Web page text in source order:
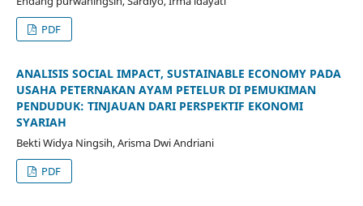
PDF
ANALISIS SOCIAL IMPACT, SUSTAINABLE ECONOMY PADA
USAHA PETERNAKAN AYAM PETELUR DI PEMUKIMAN
PENDUDUK: TINJAUAN DARI PERSPEKTIF EKONOMI
SYARIAH
Bekti Widya Ningsih, Arisma Dwi Andriani
PDF